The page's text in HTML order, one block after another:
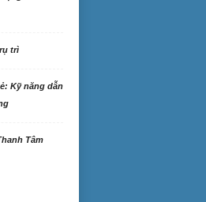
trì
Kỹ năng dẫn
Tâm